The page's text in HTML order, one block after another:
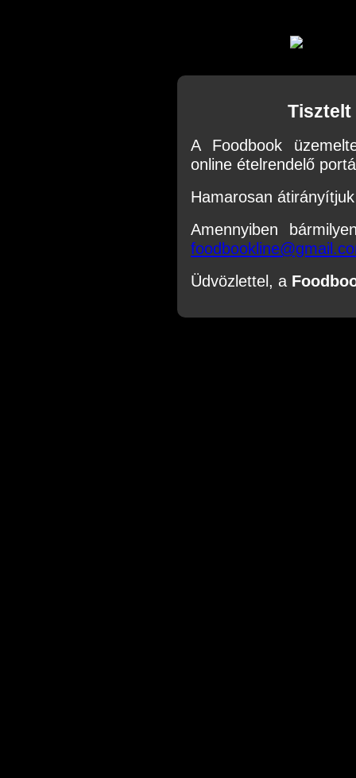
Tisztelt
A Foodbook
online ételrendelő
Hamarosan
Amennyiben
Üdvözlettel, a